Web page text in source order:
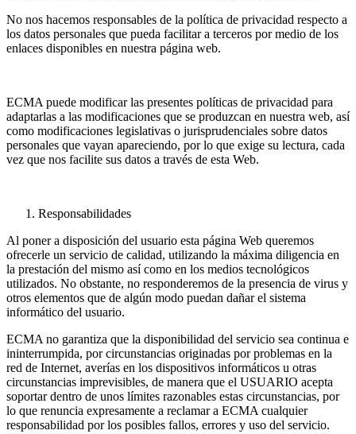
No nos hacemos responsables de la política de privacidad respecto a
los datos personales que pueda facilitar a terceros por medio de los
enlaces disponibles en nuestra página web.
ECMA puede modificar las presentes políticas de privacidad para
adaptarlas a las modificaciones que se produzcan en nuestra web, así
como modificaciones legislativas o jurisprudenciales sobre datos
personales que vayan apareciendo, por lo que exige su lectura, cada
vez que nos facilite sus datos a través de esta Web.
Responsabilidades
Al poner a disposición del usuario esta página Web queremos
ofrecerle un servicio de calidad, utilizando la máxima diligencia en
la prestación del mismo así como en los medios tecnológicos
utilizados. No obstante, no responderemos de la presencia de virus y
otros elementos que de algún modo puedan dañar el sistema
informático del usuario.
ECMA no garantiza que la disponibilidad del servicio sea continua e
ininterrumpida, por circunstancias originadas por problemas en la
red de Internet, averías en los dispositivos informáticos u otras
circunstancias imprevisibles, de manera que el USUARIO acepta
soportar dentro de unos límites razonables estas circunstancias, por
lo que renuncia expresamente a reclamar a ECMA cualquier
responsabilidad por los posibles fallos, errores y uso del servicio.